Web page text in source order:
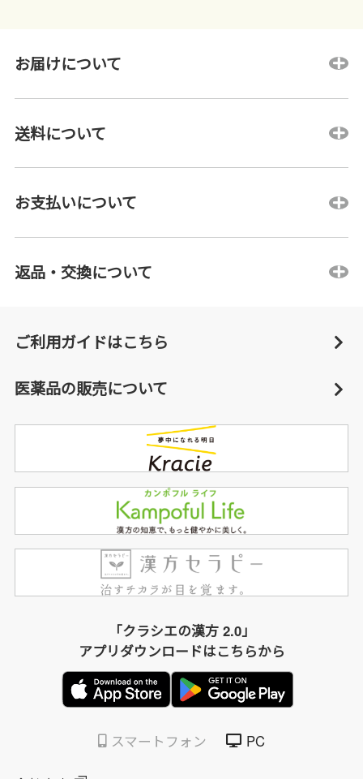
お届けについて
送料について
お支払いについて
返品・交換について
ご利用ガイドはこちら
医薬品の販売について
「クラシエの漢方 2.0」
アプリダウンロードはこちらから
スマートフォン PC